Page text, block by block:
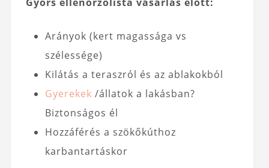
Arányok (kert magassága vs
szélessége)
Kilátás a teraszról és az ablakokból
Gyerekek /állatok a lakásban?
Biztonságos él
Hozzáférés a szökőkúthoz
karbantartáskor